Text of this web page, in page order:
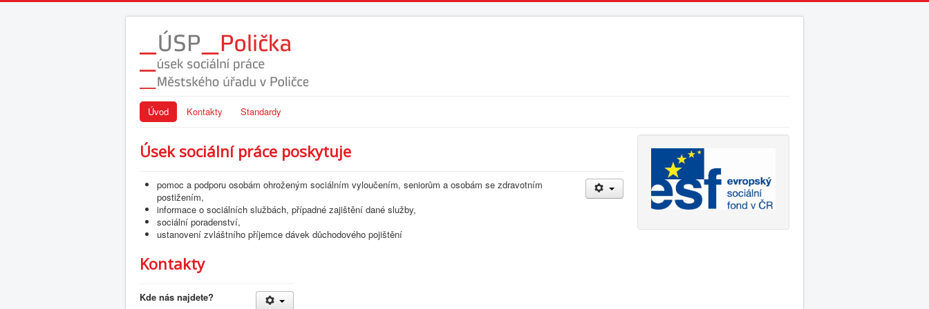
Úvod Kontakty Standardy
Úsek sociální práce poskytuje
pomoc a podporu osobám ohroženým sociálním vyloučením, seniorům a osobám se zdravotním
postižením,
informace o sociálních službách, případné zajištění dané služby,
sociální poradenství,
ustanovení zvláštního příjemce dávek důchodového pojištění
Kontakty
Kde nás najdete?